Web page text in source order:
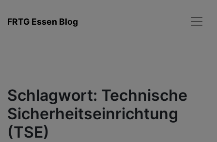
Inhalt
FRTG Essen Blog
Schlagwort: Technische
Sicherheitseinrichtung
(TSE)